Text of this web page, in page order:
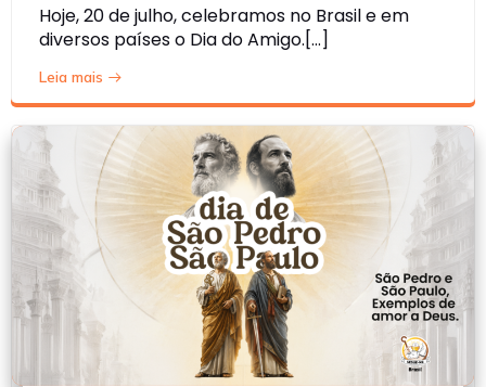
Hoje, 20 de julho, celebramos no Brasil e em
diversos países o Dia do Amigo.[…]
Leia mais